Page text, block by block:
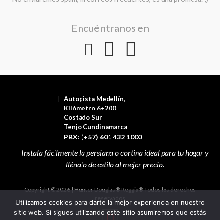
Encuéntranos en
Autopista Medellín,
Kilómetro 6+200
Costado Sur
Tenjo Cundinamarca
PBX: (+57) 601 432 1000
Copyright © 2026 | Hunter Douglas® Reggia® Todos los derechos
reservados
Utilizamos cookies para darte la mejor experiencia en nuestro
sitio web. Si sigues utilizando este sitio asumiremos que estás